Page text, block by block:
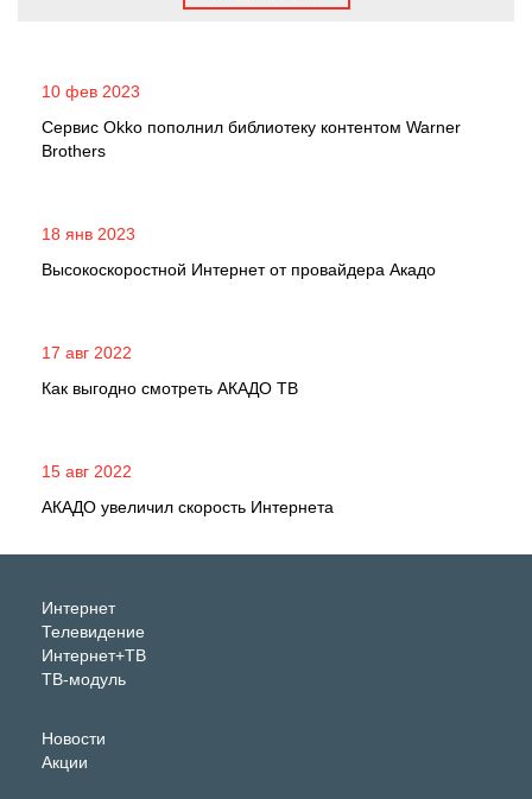
10 фев 2023
Сервис Okko пополнил библиотеку контентом Warner
Brothers
18 янв 2023
Высокоскоростной Интернет от провайдера Акадо
17 авг 2022
Как выгодно смотреть АКАДО ТВ
15 авг 2022
АКАДО увеличил скорость Интернета
Интернет
Телевидение
Интернет+ТВ
ТВ-модуль
Новости
Акции